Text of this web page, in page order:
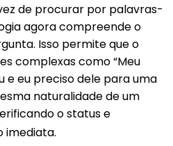
de procurar por palavras-
agora compreende o
Isso permite que o
complexas como “Meu
e eu preciso dele para uma
naturalidade de um
o status e
imediata.